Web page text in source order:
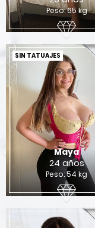
Peso: 65 kg
SIN TATUAJES
Maya
24 años
Peso: 54 kg